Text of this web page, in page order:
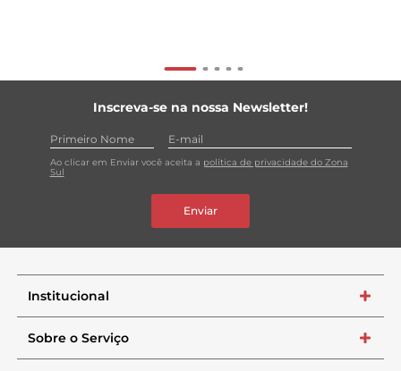
Inscreva-se na nossa Newsletter!
Ao clicar em Enviar você aceita a política de privacidade do Zona
Sul
Enviar
Institucional +
Sobre o Serviço +